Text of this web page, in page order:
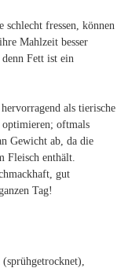
schlecht fressen, können
Mahlzeit besser
Fett ist ein
als tierische
oftmals
Gewicht ab, da die
Fleisch enthält.
gut
Tag!